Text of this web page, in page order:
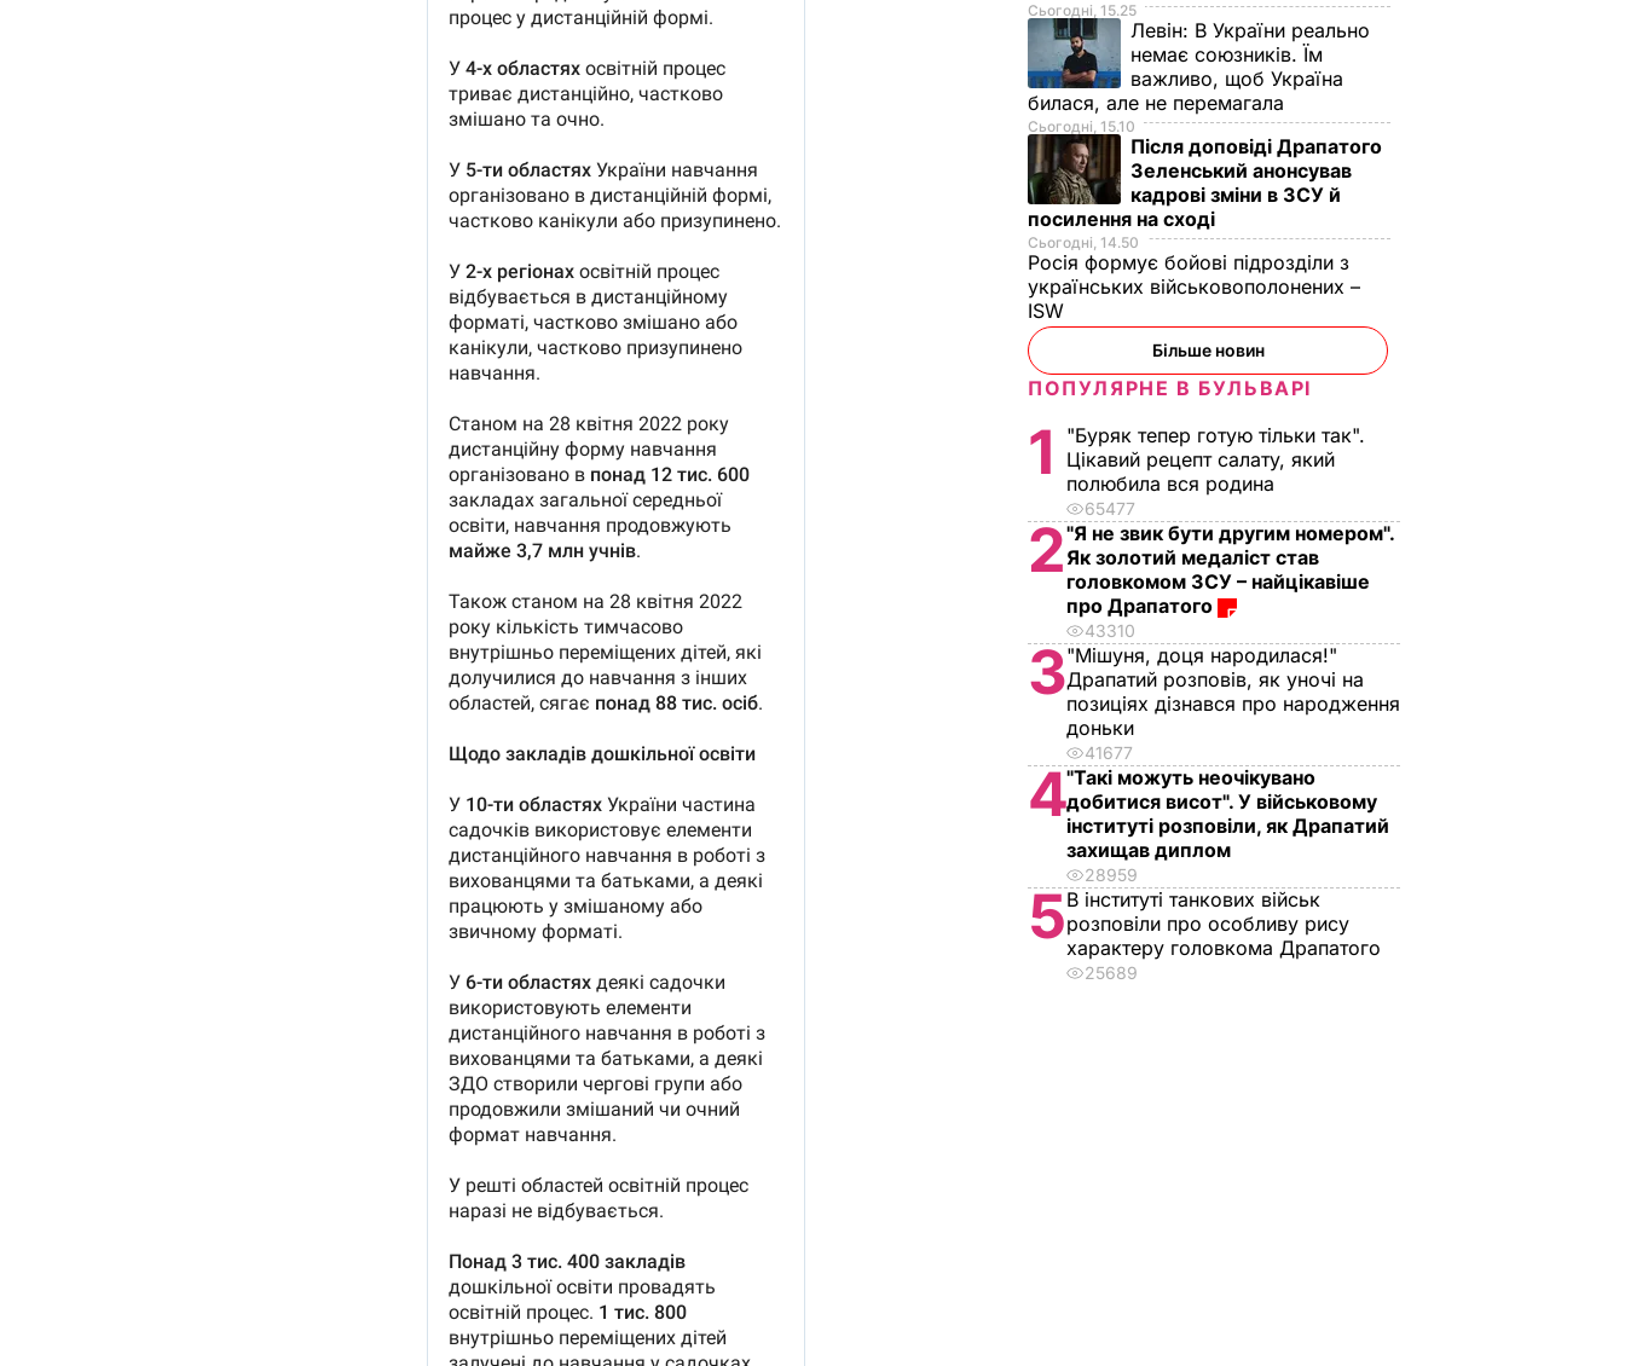
Сьогодні, 15.25
Левін: В України реально
немає союзників. Їм
важливо, щоб Україна
билася, але не перемагала
Сьогодні, 15.10
Після доповіді Драпатого
Зеленський анонсував
кадрові зміни в ЗСУ й
посилення на сході
Сьогодні, 14.50
Росія формує бойові підрозділи з
українських військовополонених –
ISW
Більше новин
ПОПУЛЯРНЕ В БУЛЬВАРІ
1
"Буряк тепер готую тільки так".
Цікавий рецепт салату, який
полюбила вся родина
65477
2"Я не звик бути другим номером".
Як золотий медаліст став
головкомом ЗСУ – найцікавіше
про Драпатого
43310
3"Мішуня, доця народилася!"
Драпатий розповів, як уночі на
позиціях дізнався про народження
доньки
41677
4"Такі можуть неочікувано
добитися висот". У військовому
інституті розповіли, як Драпатий
захищав диплом
28959
5В інституті танкових військ
розповіли про особливу рису
характеру головкома Драпатого
25689